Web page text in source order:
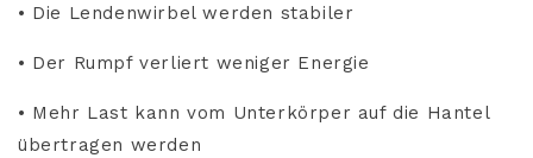
• Die Lendenwirbel werden stabiler
• Der Rumpf verliert weniger Energie
• Mehr Last kann vom Unterkörper auf die Hantel
übertragen werden